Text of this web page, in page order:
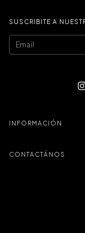
SUSCRIBITE A
INFORMACIÓN
CONTACTÁNOS